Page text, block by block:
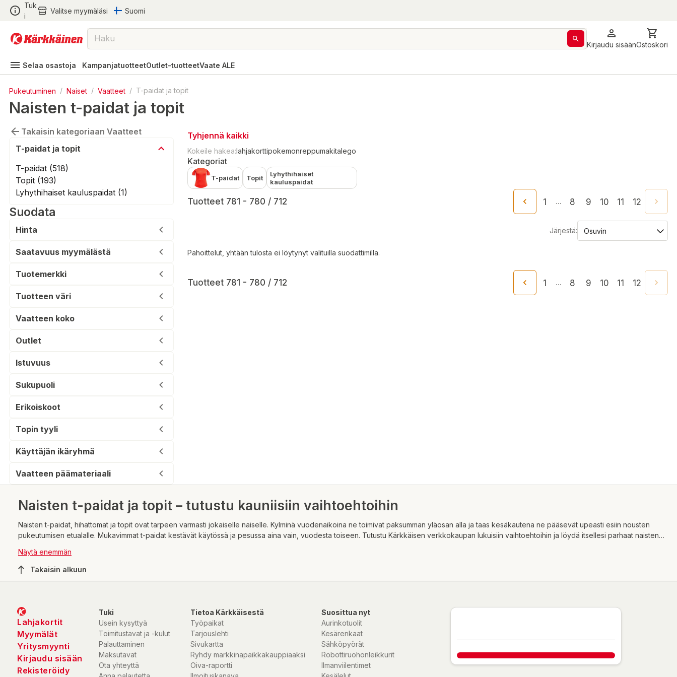
Tuk
i
Valitse myymäläsi Suomi
Kirjaudu sisäänOstoskori
Selaa osastoja KampanjatuotteetOutlet-tuotteetVaate ALE
Pukeutuminen / Naiset / Vaatteet / T-paidat ja topit
Naisten t-paidat ja topit
Takaisin kategoriaan Vaatteet
T-paidat ja topit
T-paidat (518)
Topit (193)
Lyhythihaiset kauluspaidat (1)
Suodata
Hinta
Saatavuus myymälästä
Tuotemerkki
Tuotteen väri
Vaatteen koko
Outlet
Istuvuus
Sukupuoli
Erikoiskoot
Topin tyyli
Käyttäjän ikäryhmä
Vaatteen päämateriaali
Tyhjennä kaikki
Kokeile hakea:lahjakorttipokemonreppumakitalego
Kategoriat
T-paidat Topit
Lyhythihaiset
kauluspaidat
Tuotteet 781 - 780 / 712 1 … 8 9 10 11 12
Järjestä:
Pahoittelut, yhtään tulosta ei löytynyt valituilla suodattimilla.
Tuotteet 781 - 780 / 712 1 … 8 9 10 11 12
Naisten t-paidat ja topit – tutustu kauniisiin vaihtoehtoihin
Naisten t-paidat, hihattomat ja topit ovat tarpeen varmasti jokaiselle naiselle. Kylminä vuodenaikoina ne toimivat paksumman yläosan alla ja taas kesäkautena ne pääsevät upeasti esiin nousten
pukeutumisen etualalle. Mukavimmat t-paidat kestävät käytössä ja pesussa aina vain, vuodesta toiseen. Tutustu Kärkkäisen verkkokaupan lukuisiin vaihtoehtoihin ja löydä itsellesi parhaat naisten
Näytä enemmän
Takaisin alkuun
Lahjakortit
Myymälät
Yritysmyynti
Kirjaudu sisään
Rekisteröidy
Tuki
Usein kysyttyä
Toimitustavat ja -kulut
Palauttaminen
Maksutavat
Ota yhteyttä
Tietoa Kärkkäisestä
Työpaikat
Tarjouslehti
Sivukartta
Ryhdy markkinapaikkakauppiaaksi
Oiva-raportti
Suosittua nyt
Aurinkotuolit
Kesärenkaat
Sähköpyörät
Robottiruohonleikkurit
Ilmanviilentimet